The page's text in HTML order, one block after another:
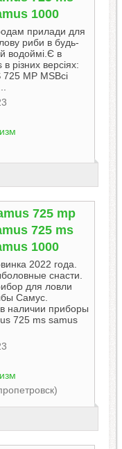
1000
прилади для
риби в будь-
водоймі.Є в
різних версіях:
MP MSВсі
725 mp
725 ms
1000
2022 года.
снасти.
для ловли
Самус.
наличии приборы
725 ms samus